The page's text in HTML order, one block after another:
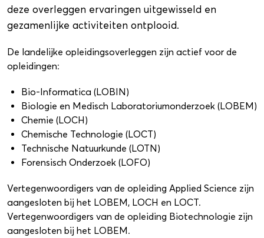
deze overleggen ervaringen uitgewisseld en
gezamenlijke activiteiten ontplooid.
De landelijke opleidingsoverleggen zijn actief voor de
opleidingen:
Bio-Informatica (LOBIN)
Biologie en Medisch Laboratoriumonderzoek (LOBEM)
Chemie (LOCH)
Chemische Technologie (LOCT)
Technische Natuurkunde (LOTN)
Forensisch Onderzoek (LOFO)
Vertegenwoordigers van de opleiding Applied Science zijn
aangesloten bij het LOBEM, LOCH en LOCT.
Vertegenwoordigers van de opleiding Biotechnologie zijn
aangesloten bij het LOBEM.